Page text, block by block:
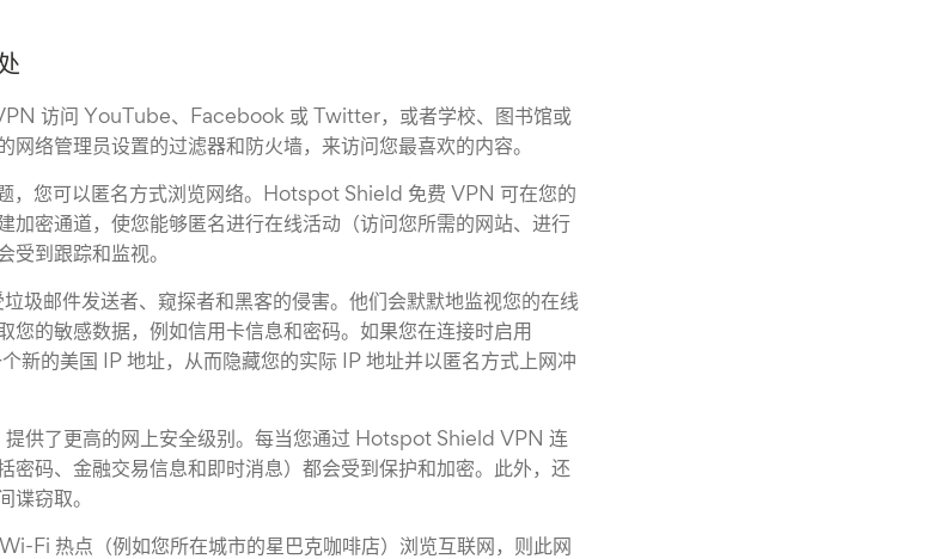
访问 YouTube、Facebook 或 Twitter，或者学校、图书馆或
网络管理员设置的过滤器和防火墙，来访问您最喜欢的内容。
，您可以匿名方式浏览网络。Hotspot Shield 免费 VPN 可在您的
加密通道，使您能够匿名进行在线活动（访问您所需的网站、进行
受到跟踪和监视。
圾邮件发送者、窥探者和黑客的侵害。他们会默默地监视您的在线
您的敏感数据，例如信用卡信息和密码。如果您在连接时启用
新的美国 IP 地址，从而隐藏您的实际 IP 地址并以匿名方式上网冲
供了更高的网上安全级别。每当您通过 Hotspot Shield VPN 连
密码、金融交易信息和即时消息）都会受到保护和加密。此外，还
谍窃取。
Fi 热点（例如您所在城市的星巴克咖啡店）浏览互联网，则此网